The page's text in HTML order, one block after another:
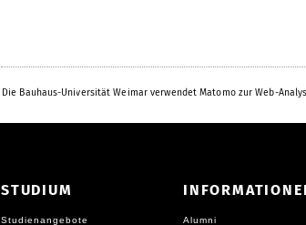
Die Bauhaus-Universität Weimar verwendet Matomo zur Web-
STUDIUM
Studienangebote Alumni